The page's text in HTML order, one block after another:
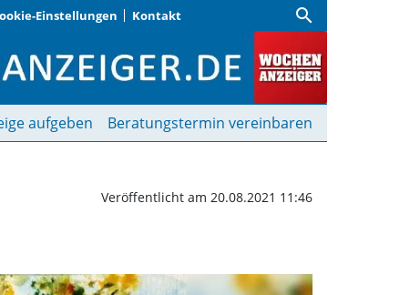
Einstellungen Kontakt search
aufgeben Beratungstermin vereinbaren
Veröffentlicht am 20.08.2021 11:46